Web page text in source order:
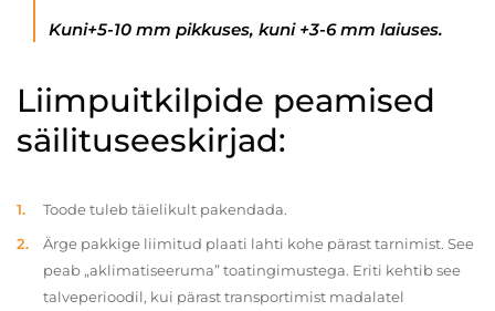
Kuni+5-10 mm pikkuses, kuni +3-6 mm laiuses.
Liimpuitkilpide peamised
säilituseeskirjad:
Toode tuleb täielikult pakendada.
Ärge pakkige liimitud plaati lahti kohe pärast tarnimist. See
peab „aklimatiseeruma” toatingimustega. Eriti kehtib see
talveperioodil, kui pärast transportimist madalatel